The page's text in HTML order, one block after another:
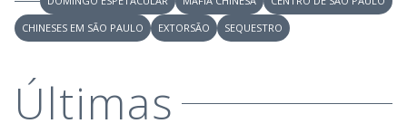
d
e
CHINESES EM SÃO PAULO
EXTORSÃO SEQUESTRO
Últimas